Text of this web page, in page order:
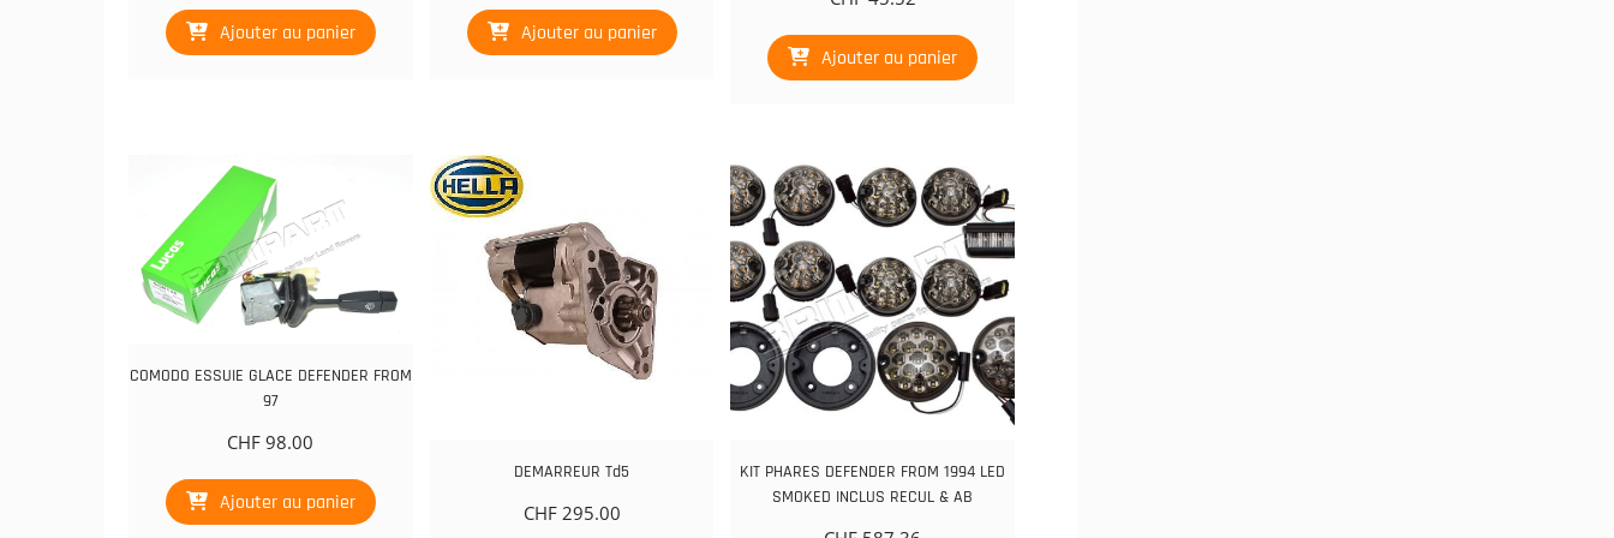
Ajouter au panier Ajouter au panier
Ajouter au panier
COMODO ESSUIE GLACE DEFENDER FROM
97
CHF 98.00
Ajouter au panier
DEMARREUR Td5
CHF295.00
KIT PHARES DEFENDER FROM 1994 LED
SMOKED INCLUS RECUL & AB